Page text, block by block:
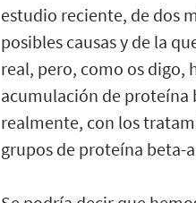
estudio reciente, de dos
posibles causas y de la
real, pero, como os digo,
acumulación de proteína
realmente, con los
grupos de proteína beta-